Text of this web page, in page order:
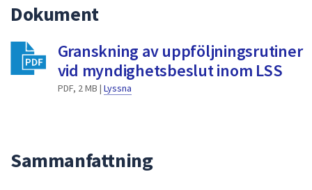
något
av
Dokument
Granskning av uppföljningsrutiner
vid myndighetsbeslut inom LSS
PDF, 2 MB | Lyssna
Sammanfattning